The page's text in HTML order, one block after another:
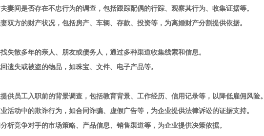
间是否存在不忠行为的调查，包括跟踪配偶的行踪、观察其行为、收集证据等。
方的财产状况，包括房产、车辆、存款、投资等，为离婚财产分割提供依据。
散多年的亲人、朋友或债务人，通过多种渠道收集线索和信息。
失或被盗的物品，如珠宝、文件、电子产品等。
员工入职前的背景调查，包括教育背景、工作经历、信用记录等，以降低雇佣风险。
动中的欺诈行为，如合同诈骗、虚假广告等，为企业提供法律诉讼的证据支持。
竞争对手的市场策略、产品信息、销售渠道等，为企业提供决策依据。